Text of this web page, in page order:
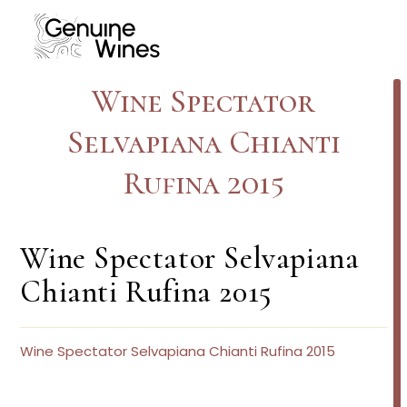
content
Wine Spectator
Selvapiana Chianti
Rufina 2015
Wine Spectator Selvapiana
Chianti Rufina 2015
Wine Spectator Selvapiana Chianti Rufina 2015